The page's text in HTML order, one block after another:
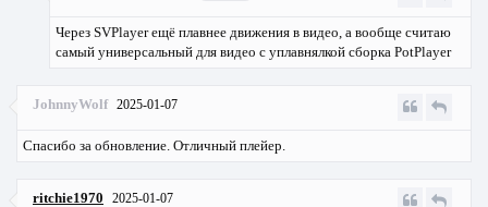
Через SVPlayer ещё плавнее движения в видео, а вообще считаю
самый универсальный для видео с уплавнялкой сборка PotPlayer
JohnnyWolf 2025-01-07
Спасибо за обновление. Отличный плейер.
ritchie1970 2025-01-07